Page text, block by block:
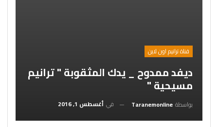
قناة ترانيم اون لاين
ديفد ممدوح _ يدك المثقوبة " ترانيم
مسيحية "
بواسطة Taranemonline في أغسطس 1, 2016